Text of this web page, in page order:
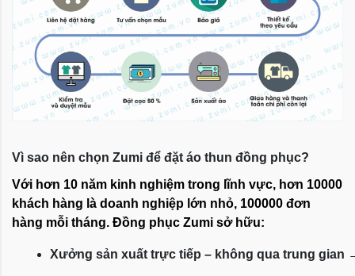
Vì sao nên chọn Zumi để đặt áo thun đồng phục?
Với hơn 10 năm kinh nghiệm trong lĩnh vực, hơn 10000
khách hàng là doanh nghiệp lớn nhỏ, 100000 đơn
hàng mỗi tháng. Đồng phục Zumi sở hữu:
Xưởng sản xuất trực tiếp – không qua trung gian